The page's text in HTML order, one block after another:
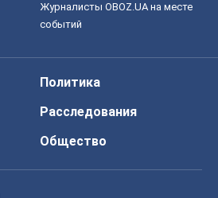
Журналисты OBOZ.UA на месте
событий
Политика
Расследования
Общество